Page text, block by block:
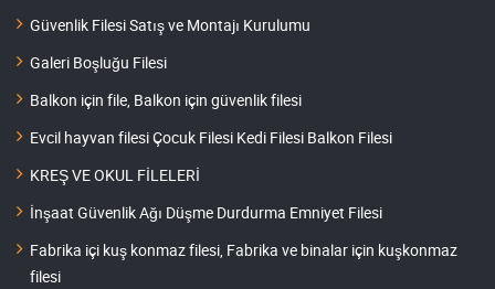
Güvenlik Filesi Satış ve Montajı Kurulumu
Galeri Boşluğu Filesi
Balkon için file, Balkon için güvenlik filesi
Evcil hayvan filesi Çocuk Filesi Kedi Filesi Balkon Filesi
KREŞ VE OKUL FİLELERİ
İnşaat Güvenlik Ağı Düşme Durdurma Emniyet Filesi
Fabrika içi kuş konmaz filesi, Fabrika ve binalar için kuşkonmaz
filesi